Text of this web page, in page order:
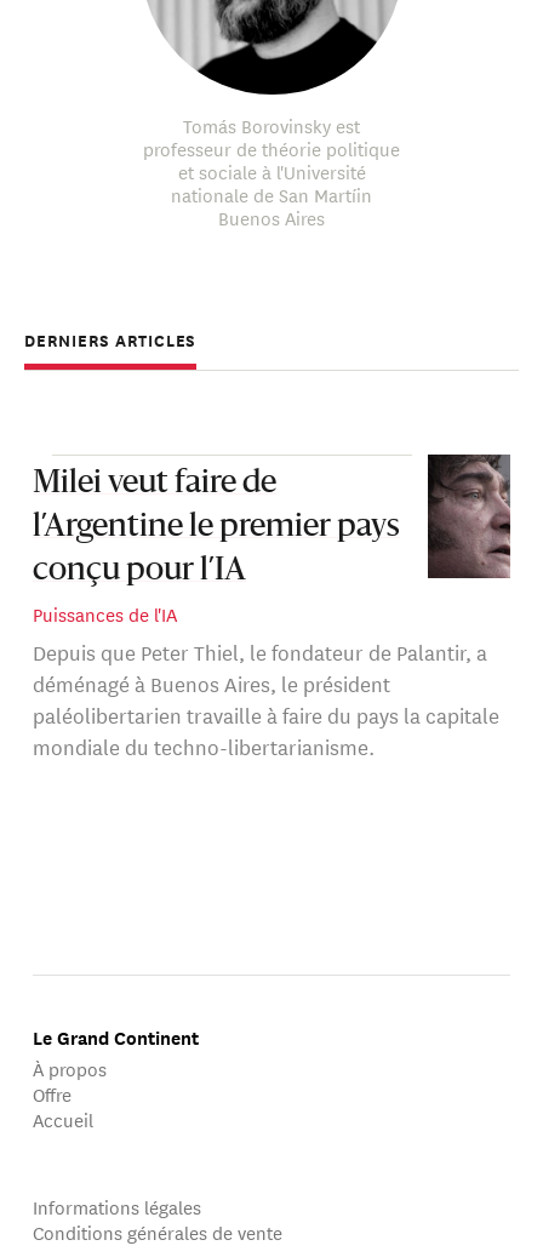
Tomás Borovinsky est
professeur de théorie politique
et sociale à l'Université
nationale de San Martíin
Buenos Aires
DERNIERS ARTICLES
Milei veut faire de
l’Argentine le premier pays
conçu pour l’IA
Puissances de l'IA
Depuis que Peter Thiel, le fondateur de Palantir, a
déménagé à Buenos Aires, le président
paléolibertarien travaille à faire du pays la capitale
mondiale du techno-libertarianisme.
Le Grand Continent
À propos
Offre
Accueil
Informations légales
Conditions générales de vente